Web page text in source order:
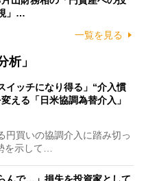
」…
一覧を見る
析」
イッチになり得る」“介入慣
える「日米協調為替介入」
買いの協調介入に踏み切っ
を示して…
んで…」損失を投資家として